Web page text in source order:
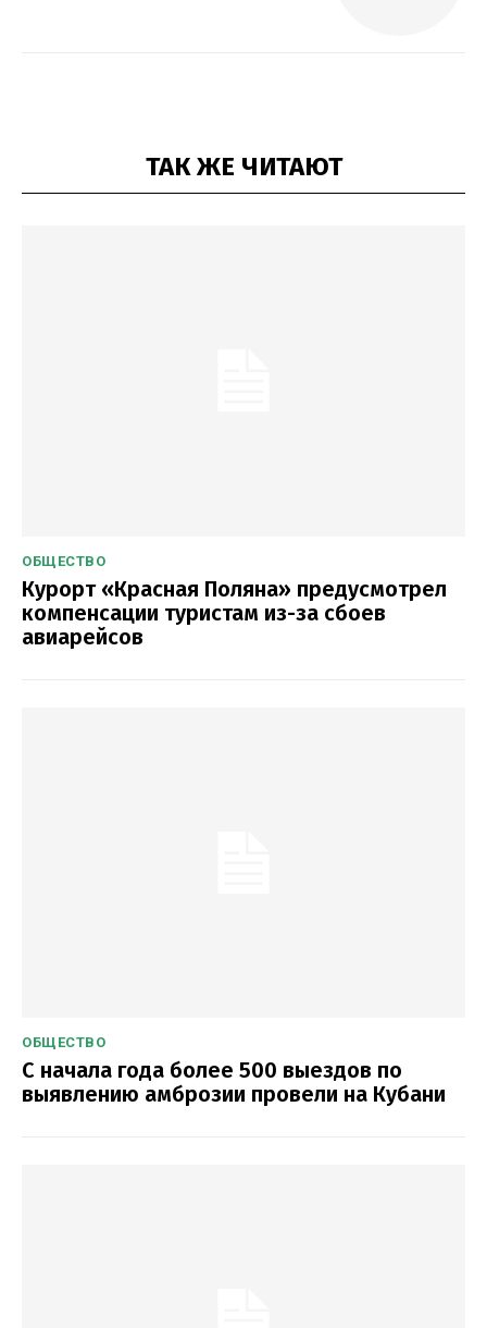
ТАК ЖЕ ЧИТАЮТ
ОБЩЕСТВО
Курорт «Красная Поляна» предусмотрел
компенсации туристам из-за сбоев
авиарейсов
ОБЩЕСТВО
С начала года более 500 выездов по
выявлению амброзии провели на Кубани